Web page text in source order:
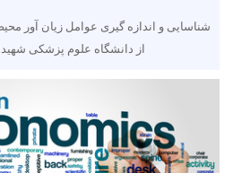
شناسایی و اندازه گیری عوامل زیان آور محیط
از دانشگاه علوم پزشکی شهید